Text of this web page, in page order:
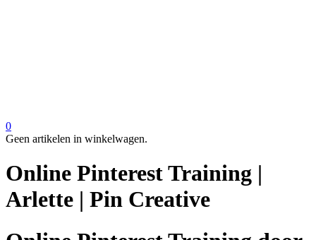
0
Geen artikelen in winkelwagen.
Online Pinterest Training |
Arlette | Pin Creative